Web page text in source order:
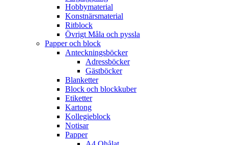
Hobbymaterial
Konstnärsmaterial
Ritblock
Övrigt Måla och pyssla
Papper och block
Anteckningsböcker
Adressböcker
Gästböcker
Blanketter
Block och blockkuber
Etiketter
Kartong
Kollegieblock
Notisar
Papper